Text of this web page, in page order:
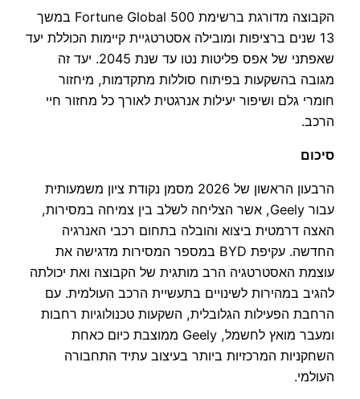
הקבוצה מדורגת ברשימת Fortune Global 500 במשך
13 שנים ברציפות ומובילה אסטרטגיית קיימות הכוללת יעד
שאפתני של אפס פליטות נטו עד שנת 2045. יעד זה
מגובה בהשקעות בפיתוח סוללות מתקדמות, מיחזור
חומרי גלם ושיפור יעילות אנרגטית לאורך כל מחזור חיי
הרכב.
סיכום
הרבעון הראשון של 2026 מסמן נקודת ציון משמעותית
עבור Geely, אשר הצליחה לשלב בין צמיחה במסירות,
האצה דרמטית ביצוא והובלה בתחום רכבי האנרגיה
החדשה. עקיפת BYD במספר המסירות מדגישה את
עוצמת האסטרטגיה הרב מותגית של הקבוצה ואת יכולתה
להגיב במהירות לשינויים בתעשיית הרכב העולמית. עם
הרחבת הפעילות הגלובלית, השקעות טכנולוגיות רחבות
ומעבר מואץ לחשמל, Geely ממוצבת כיום כאחת
השחקניות המרכזיות ביותר בעיצוב עתיד התחבורה
העולמי.